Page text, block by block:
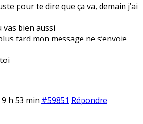
pour te dire que ça va, demain j’ai
vas bien aussi
tard mon message ne s’envoie
h 53 min #59851 Répondre